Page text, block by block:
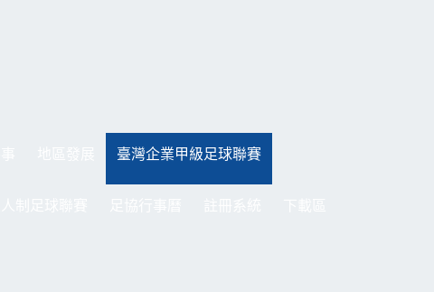
臺灣企業甲級足球聯賽